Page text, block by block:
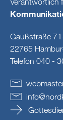
Gaußstraße
22765
Telefon 040 -
info@